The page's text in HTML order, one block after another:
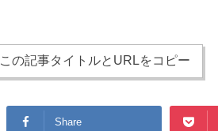
この記事タイトルとURLをコピー
Share